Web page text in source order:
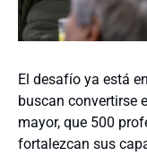
El desafío ya está
buscan convertirse
mayor, que 500
fortalezcan sus